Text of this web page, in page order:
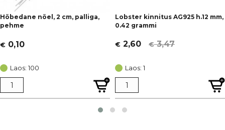
Hõbedane nõel, 2 cm, palliga,
pehme
€ 0,10
Laos: 100
Lobster kinnitus AG925 h.12 mm,
0.42 grammi
€3,47
Algne
oli:
€ 3,47.
€ 2,60
Current
is:
€ 2,60.
Laos: 1